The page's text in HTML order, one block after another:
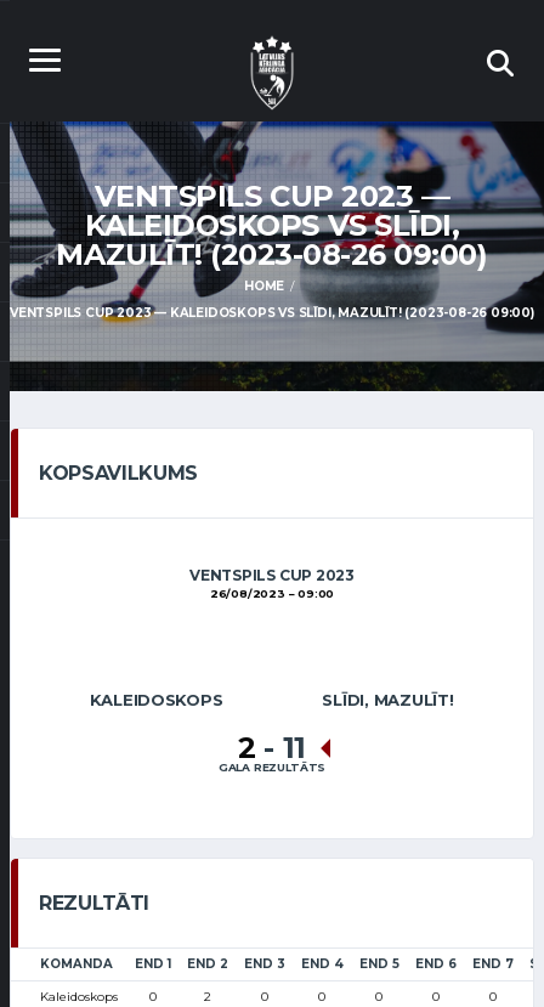
VENTSPILS CUP 2023 —
KALEIDOSKOPS VS SLĪDI,
MAZULĪT! (2023-08-26 09:00)
HOME
VENTSPILS CUP 2023 — KALEIDOSKOPS VS SLĪDI, MAZULĪT! (2023-08-26 09:00)
KOPSAVILKUMS
VENTSPILS CUP 2023
26/08/2023 09:00
KALEIDOSKOPS SLĪDI, MAZULĪT!
2 - 11
GALA REZULTĀTS
REZULTĀTI
KOMANDA END 1 END 2 END 3 END 4 END 5 END 6 END 7
Kaleidoskops 0 2 0 0 0 0 0